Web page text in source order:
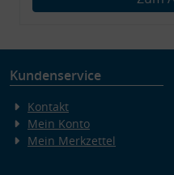
Kundenservice
Kontakt
Mein Konto
Mein Merkzettel